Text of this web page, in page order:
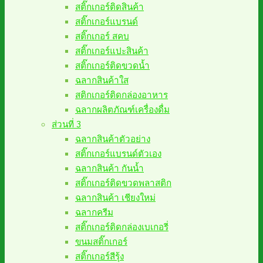
สติ๊กเกอร์ติดสินค้า
สติ๊กเกอร์แบรนด์
สติ๊กเกอร์ สคบ
สติ๊กเกอร์แปะสินค้า
สติ๊กเกอร์ติดขวดน้ำ
ฉลากสินค้าใส
สติกเกอร์ติดกล่องอาหาร
ฉลากผลิตภัณฑ์เครื่องดื่ม
ส่วนที่ 3
ฉลากสินค้าตัวอย่าง
สติ๊กเกอร์แบรนด์ตัวเอง
ฉลากสินค้า กันน้ำ
สติ๊กเกอร์ติดขวดพลาสติก
ฉลากสินค้า เชียงใหม่
ฉลากครีม
สติ๊กเกอร์ติดกล่องเบเกอรี่
ขนมสติ๊กเกอร์
สติ๊กเกอร์สีรุ้ง